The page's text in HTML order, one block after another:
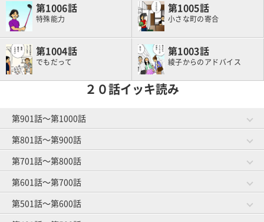
1006
特殊能力
1005
小さな町の寄合
1004
でもだって
1003
綾子からのアドバイス
２０話イッキ読み
第901話～第1000話
第981話～第1000話
作戦成功？ 将来の予防
第941話～第960話
グループレッスン
第901話～第920話
第801話～第900話
第881話～第900話
ゴルファーと焼肉 お菓子事情
第841話～第860話
教えられ魔
第701話～第800話
第781話～第800話
ゴルフ友達とランチ スイングと服選び
第741話～第760話
第601話～第700話
第681話～第700話
ゴルファーのうたた寝 練習場の事情
第501話～第600話